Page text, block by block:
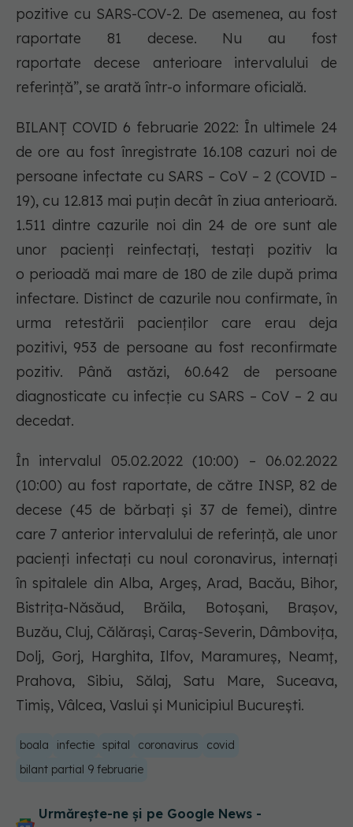
pozitive cu SARS-COV-2. De asemenea, au fost
raportate 81 decese. Nu au fost
raportate decese anterioare intervalului de
referință”, se arată într-o informare oficială.
BILANȚ COVID 6 februarie 2022: În ultimele 24
de ore au fost înregistrate 16.108 cazuri noi de
persoane infectate cu SARS – CoV – 2 (COVID –
19), cu 12.813 mai puțin decât în ziua anterioară.
1.511 dintre cazurile noi din 24 de ore sunt ale
unor pacienți reinfectați, testați pozitiv la
o perioadă mai mare de 180 de zile după prima
infectare. Distinct de cazurile nou confirmate, în
urma retestării pacienților care erau deja
pozitivi, 953 de persoane au fost reconfirmate
pozitiv. Până astăzi, 60.642 de persoane
diagnosticate cu infecție cu SARS – CoV – 2 au
decedat.
În intervalul 05.02.2022 (10:00) – 06.02.2022
(10:00) au fost raportate, de către INSP, 82 de
decese (45 de bărbați și 37 de femei), dintre
care 7 anterior intervalului de referință, ale unor
pacienți infectați cu noul coronavirus, internați
în spitalele din Alba, Argeş, Arad, Bacău, Bihor,
Bistrița-Năsăud, Brăila, Botoşani, Brașov,
Buzău, Cluj, Călărași, Caraș-Severin, Dâmboviţa,
Dolj, Gorj, Harghita, Ilfov, Maramureș, Neamţ,
Prahova, Sibiu, Sălaj, Satu Mare, Suceava,
Timiș, Vâlcea, Vaslui și Municipiul București.
boala infectie spital coronavirus
covid
bilant partial 9 februarie
Urmărește-ne și pe Google News -